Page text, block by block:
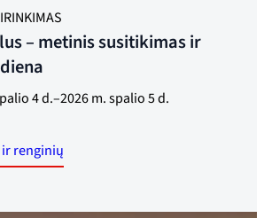
renginių
– metinis susitikimas ir
4 d.–2026 m. spalio 5 d.